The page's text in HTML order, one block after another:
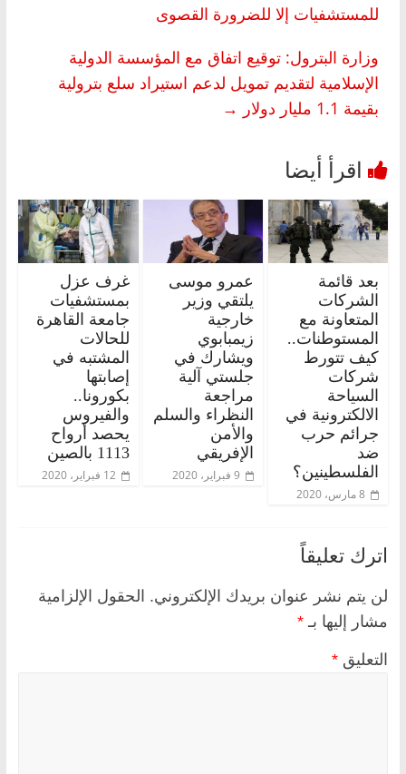
للمستشفيات إلا للضرورة القصوى
وزارة البترول: توقيع اتفاق مع المؤسسة الدولية
الإسلامية لتقديم تمويل لدعم استيراد سلع بترولية
بقيمة 1.1 مليار دولار
→
بعد قائمة
الشركات
المتعاونة مع
المستوطنات..
كيف تتورط
شركات
السياحة
الالكترونية في
جرائم حرب
ضد
الفلسطينين؟
8 مارس، 2020
عمرو موسى
يلتقي وزير
خارجية
زيمبابوي
ويشارك في
جلستي آلية
مراجعة
النظراء والسلم
والأمن
الإفريقي
9 فبراير، 2020
غرف عزل
بمستشفيات
جامعة القاهرة
للحالات
المشتبه في
إصابتها
بكورونا..
والفيروس
يحصد أرواح
1113 بالصين
12 فبراير، 2020
اترك تعليقاً
لن يتم نشر عنوان بريدك الإلكتروني. الحقول الإلزامية
مشار إليها بـ *
التعليق *